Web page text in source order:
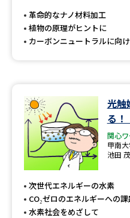
大学で学べる内容や特徴を
データサイエンス特集
デジタルパンフレット
新学年スタート号特集ページ
（高3生用）
SELFBRAND特集ページ
革命的なナノ材料加工
植物の原理がヒントに
カーボンニュートラルに向
光触
る
関心
甲南
池田
次世代エネルギーの水素
CO₂ゼロのエネルギーへの課
水素社会をめざして